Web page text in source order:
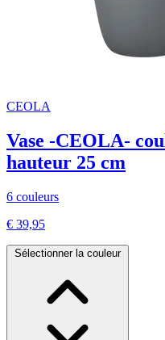
CEOLA
Vase -CEOLA-
hauteur 25 cm
6 couleurs
€ 39,95
Sélectionner la couleur